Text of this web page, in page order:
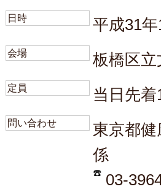
日時 平成31
会場 板橋区
定員 当日先
問い合わせ
東京都
係
03-